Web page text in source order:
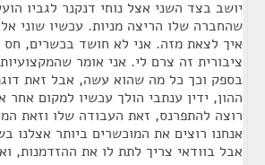
יושב בצד השני אצל נוחי דנקנר לגביו
שהחברה שלו הריצה מניות. עכשיו שוני
איך לצאת מזה. אני לא חושד בכשרים, חס
ציבורית זה צרם לי. אני אומר
בספק וכך כל מה שהוא עשה, אבל זאת
ההון, ידין ענתבי הולך עכשיו למקום
רוצה להתפרנס, זאת העבודה שלו וזאת
אנחנו רוצים את המוכשרים ביותר אצלנו
אבל בוודאי צריך לתת לו את ההזדמנות,